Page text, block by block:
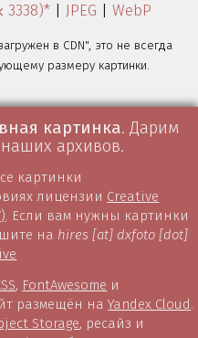
3338)* JPEG WebP
в CDN", это не всегда
размеру картинки.
картинка. Дарим
архивов.
картинки
лицензии Creative
. Если вам нужны картинки
на hires [at] dxfoto [dot]
, FontAwesome и
размещён наYandex Cloud.
Storage, ресайз и